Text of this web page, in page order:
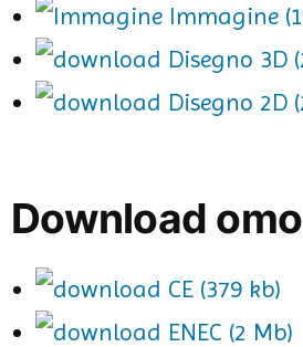
Immagine
Disegno 3D
Disegno 2D
Download
CE (379 kb)
ENEC (2 Mb)